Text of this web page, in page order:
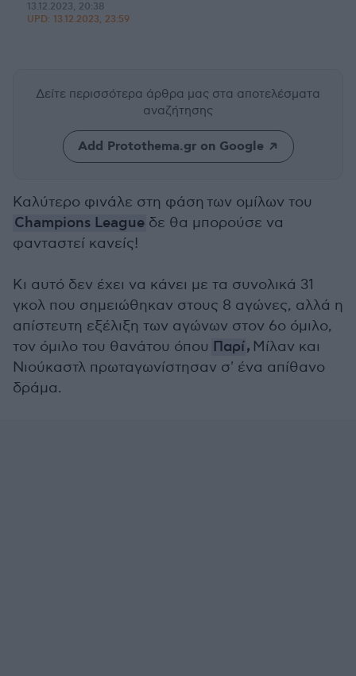
13.12.2023, 20:38
UPD: 13.12.2023, 23:59
Δείτε περισσότερα άρθρα μας στα αποτελέσματα
αναζήτησης
Add Protothema.gr on Google
Καλύτερο φινάλε στη φάση των ομίλων του
Champions League δε θα μπορούσε να
φανταστεί κανείς!
Κι αυτό δεν έχει να κάνει με τα συνολικά 31
γκολ που σημειώθηκαν στους 8 αγώνες, αλλά η
απίστευτη εξέλιξη των αγώνων στον 6ο όμιλο,
τον όμιλο του θανάτου όπου Παρί, Μίλαν και
Νιούκαστλ πρωταγωνίστησαν σ' ένα απίθανο
δράμα.